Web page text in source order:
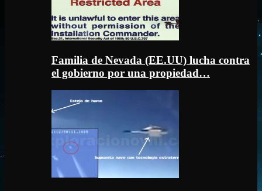
Familia de Nevada (EE.UU) lucha contra
el gobierno por una propiedad…